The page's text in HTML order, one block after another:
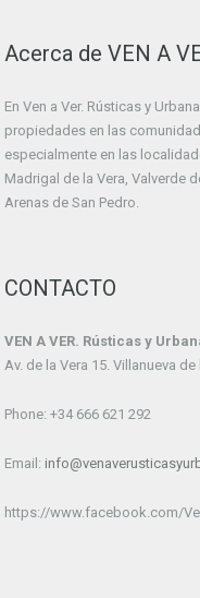
Acerca de VEN A
En Ven a Ver. Rústicas y
propiedades en las
especialmente en las
Madrigal de la Vera, Valverde
Arenas de San Pedro.
CONTACTO
VEN A VER. Rústicas y
Av. de la Vera 15. Villanueva
Phone: +34 666 621 292
Email:
https://www.facebook.com/